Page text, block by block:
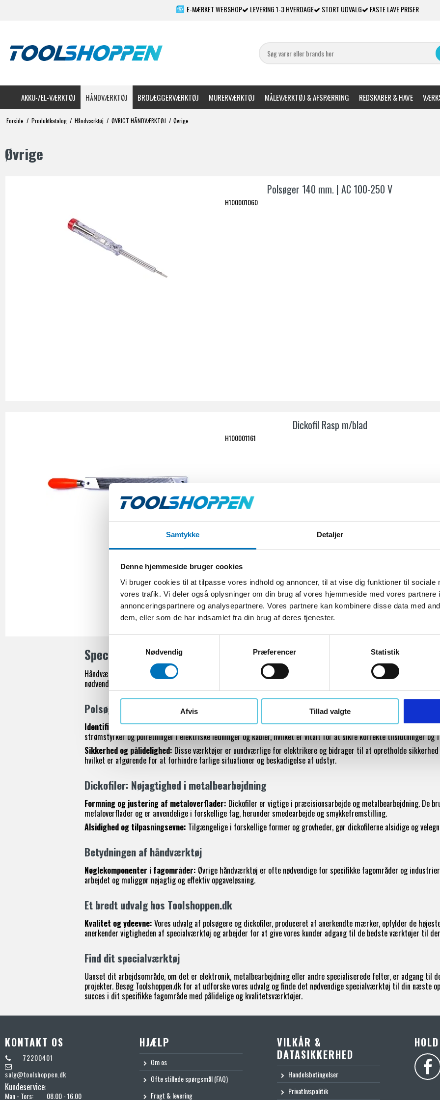
Samtykke Detaljer
Denne hjemmeside bruger cookies
Vi bruger cookies til at tilpasse vores indhold og annoncer, til at vise dig funktioner til sociale
vores trafik. Vi deler også oplysninger om din brug af vores hjemmeside med vores partnere
annonceringspartnere og analysepartnere. Vores partnere kan kombinere disse data med
dem, eller som de har indsamlet fra din brug af deres tjenester.
k
v
l
Nødvendig Præferencer Statistik
Afvis Tillad valgte
E-MÆRKET WEBSHOP LEVERING 1-3 HVERDAGE STORT UDVALG FASTE LAVE PRISER
AKKU-/EL-VÆRKTØJ HÅNDVÆRKTØJ BROLÆGGERVÆRKTØJ MURERVÆRKTØJ MÅLEVÆRKTØJ & AFSPÆRRING REDSKABER & HAVE
Forside / Produktkatalog / Håndværktøj / ØVRIGT HÅNDVÆRKTØJ / Øvrige
Øvrige
Polsøger 140 mm. | AC 100-250 V
H100001060
Dickofil Rasp m/blad
H100001161
Specialiseret håndværktøj: Nøglen til præcision og effektivitet
Håndværk kræver en række specialiseret værktøj for at udføre opgaver med nøjagtighed og effektivitet. Hos
nødvendighed og tilbyder et bredt udvalg af specialværktøjer, herunder polsøgere og dickofiler, som er afgørende
Polsøgere: Essentielle i elektriske installationer
Identificering af strømstyrker og polretninger:Polsøgere er afgørende inden for elektriske installationer og
strømstyrker og polretninger i elektriske ledninger og kabler, hvilket er vitalt for at sikre korrekte tilslutninger og
Sikkerhed og pålidelighed: Disse værktøjer er uundværlige for elektrikere og bidrager til at opretholde
hvilket er afgørende for at forhindre farlige situationer og beskadigelse af udstyr.
Dickofiler: Nøjagtighed i metalbearbejdning
Formning og justering af metaloverflader: Dickofiler er vigtige i præcisionsarbejde og metalbearbejdning. De
metaloverflader og er anvendelige i forskellige fag, herunder smedearbejde og smykkefremstilling.
Alsidighed og tilpasningsevne: Tilgængelige i forskellige former og grovheder, gør dickofilerne alsidige og
Betydningen af håndværktøj
Nøglekomponenter i fagområder: Øvrige håndværktøj er ofte nødvendige for specifikke fagområder og
arbejdet og muliggør nøjagtig og effektiv opgaveløsning.
Et bredt udvalg hos Toolshoppen.dk
Kvalitet og ydeevne: Vores udvalg af polsøgere og dickofiler, produceret af anerkendte mærker, opfylder de
anerkender vigtigheden af specialværktøj og arbejder for at give vores kunder adgang til de bedste værktøjer til
Find dit specialværktøj
Uanset dit arbejdsområde, om det er elektronik, metalbearbejdning eller andre specialiserede felter, er adgang
projekter. Besøg Toolshoppen.dk for at udforske vores udvalg og finde det nødvendige specialværktøj til din næste
succes i dit specifikke fagområde med pålidelige og kvalitetsværktøjer.
KONTAKT OS
72200401
salg@toolshoppen.dk
Kundeservice:
Man - Tors:
08.00 - 16.00
HJÆLP
Om os
Ofte stillede spørgsmål (FAQ)
Fragt & levering
VILKÅR &
DATASIKKERHED
Handelsbetingelser
Privatlivspolitik